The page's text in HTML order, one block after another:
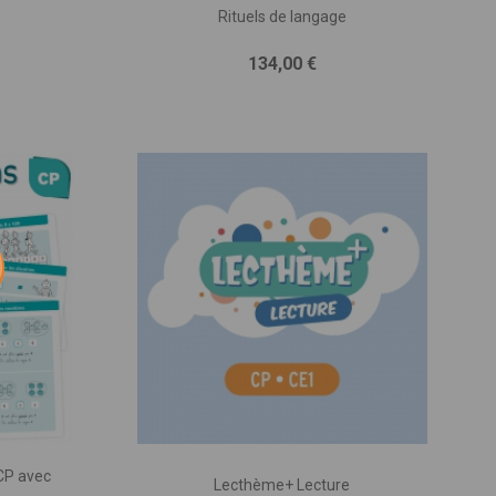
Rituels de langage
Prix
134,00 €
avec
Lecthème+ Lecture